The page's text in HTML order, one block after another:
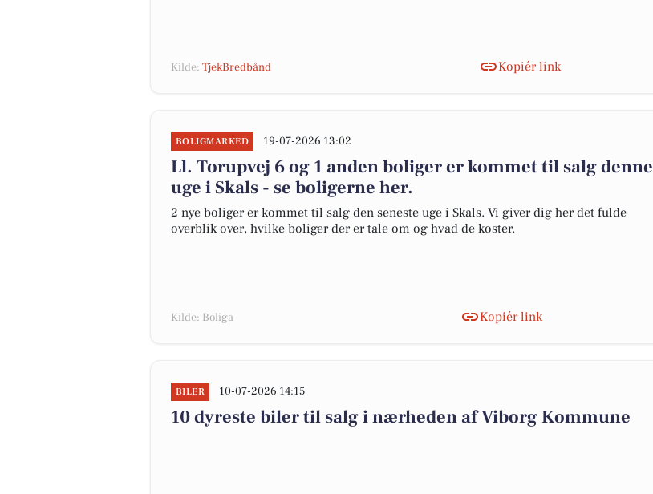
Kilde: TjekBredbånd Kopiér link
BOLIGMARKED 19-07-2026 13:02
Ll. Torupvej 6 og 1 anden boliger er kommet til salg denne
uge i Skals - se boligerne her.
2 nye boliger er kommet til salg den seneste uge i Skals. Vi giver dig her det fulde
overblik over, hvilke boliger der er tale om og hvad de koster.
Kilde: Boliga Kopiér link
BILER 10-07-2026 14:15
10 dyreste biler til salg i nærheden af Viborg Kommune